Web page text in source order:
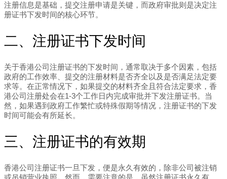
注册信息是基础，提交注册申请是关键，而政府审批则是决定注
册证书下发时间的核心环节。
二、注册证书下发时间
关于香港公司注册证书的下发时间，通常取决于多个因素，包括
政府的工作效率、提交的注册材料是否齐全以及是否满足法定要
求等。在正常情况下，如果提交的材料齐全且符合法定要求，香
港公司注册处会在1-3个工作日内完成审批并下发注册证书。当
然，如果遇到政府工作繁忙或特殊假期等情况，注册证书的下发
时间可能会有所延长。
三、注册证书的有效期
香港公司注册证书一旦下发，便是永久有效的，除非公司被注销
或吊销营业执照。然而，需要注意的是，虽然注册证书永久有